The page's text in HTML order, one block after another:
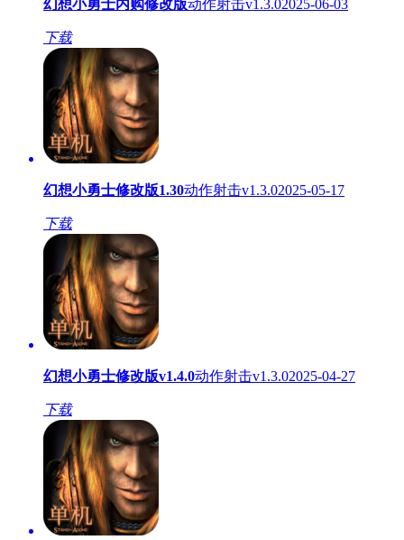
幻想小勇士内购修改版动作射击v1.3.02025-06-03
下载
幻想小勇士修改版1.30动作射击v1.3.02025-05-17
下载
幻想小勇士修改版v1.4.0动作射击v1.3.02025-04-27
下载